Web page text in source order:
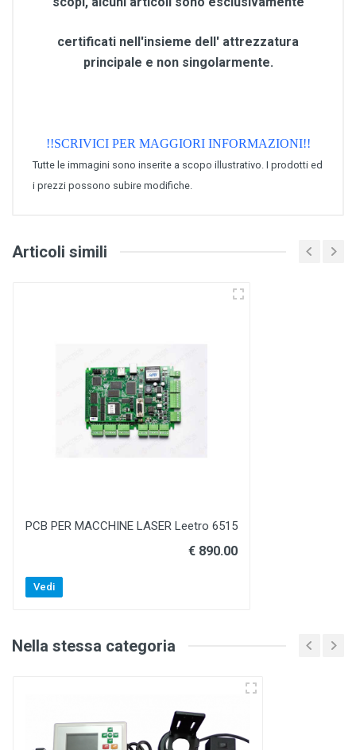
certificati nell'insieme dell' attrezzatura
principale e non singolarmente.
!!SCRIVICI PER MAGGIORI INFORMAZIONI!!
Tutte le immagini sono inserite a scopo illustrativo. I prodotti ed
i prezzi possono subire modifiche.
Articoli simili
PCB PER MACCHINE LASER Leetro 6515
€ 890.00
Vedi
Nella stessa categoria